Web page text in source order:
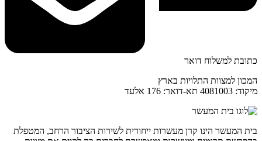
כתובת למשלוח דואר
המכון למצוות התלויות בארץ
מיקוד: 4081003 תא-דואר: 176 אלעד
בית המעשר הינו קרן מעשרות ייחודית לשירות הציבור הרחב, המטפלת